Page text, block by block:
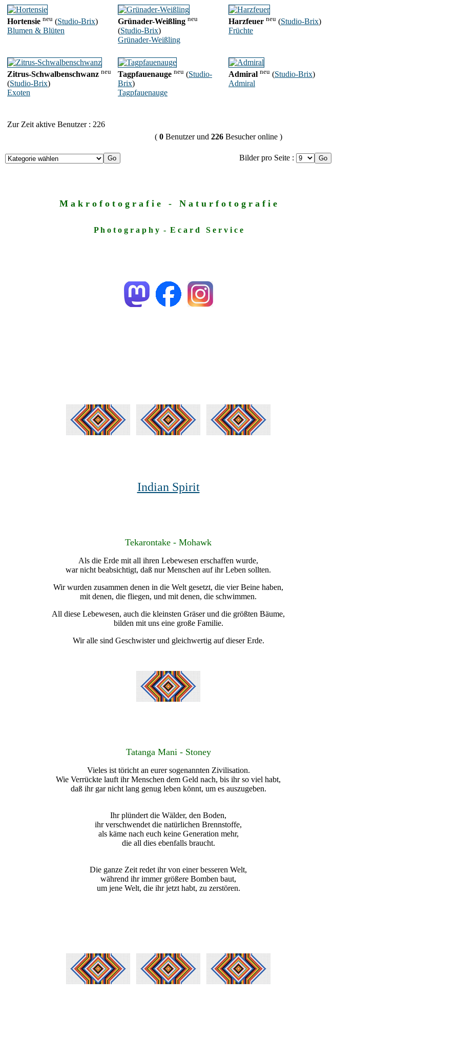
Hortensie neu (Studio-Brix)
Blumen & Blüten
Grünader-Weißling neu
(Studio-Brix)
Grünader-Weißling
Harzfeuer neu (Studio-Brix)
Früchte
Zitrus-Schwalbenschwanz neu
(Studio-Brix)
Exoten
Tagpfauenauge neu (Studio-
Brix)
Tagpfauenauge
Admiral neu (Studio-Brix)
Admiral
Zur Zeit aktive Benutzer : 226
( 0 Benutzer und 226 Besucher online )
Bilder pro Seite :
M a k r o f o t o g r a f i e - N a t u r f o t o g r a f i e
P h o t o g r a p h y - E c a r d S e r v i c e
Indian Spirit
Tekarontake - Mohawk
Als die Erde mit all ihren Lebewesen erschaffen wurde,
war nicht beabsichtigt, daß nur Menschen auf ihr Leben sollten.
Wir wurden zusammen denen in die Welt gesetzt, die vier Beine haben,
mit denen, die fliegen, und mit denen, die schwimmen.
All diese Lebewesen, auch die kleinsten Gräser und die größten Bäume,
bilden mit uns eine große Familie.
Wir alle sind Geschwister und gleichwertig auf dieser Erde.
Tatanga Mani - Stoney
Vieles ist töricht an eurer sogenannten Zivilisation.
Wie Verrückte lauft ihr Menschen dem Geld nach, bis ihr so viel habt,
daß ihr gar nicht lang genug leben könnt, um es auszugeben.
Ihr plündert die Wälder, den Boden,
ihr verschwendet die natürlichen Brennstoffe,
als käme nach euch keine Generation mehr,
die all dies ebenfalls braucht.
Die ganze Zeit redet ihr von einer besseren Welt,
während ihr immer größere Bomben baut,
um jene Welt, die ihr jetzt habt, zu zerstören.